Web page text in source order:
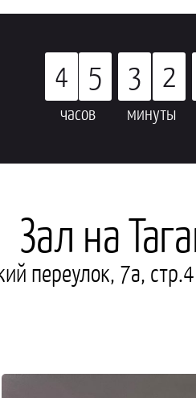
4 5
часов
3 2
минуты
Зал на
переулок, 7а, стр.4